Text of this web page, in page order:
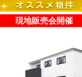
現地販売会開催